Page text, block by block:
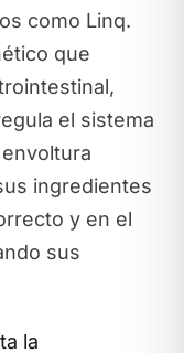
como Linq.
que
el sistema
ingredientes
y en el
sus
la